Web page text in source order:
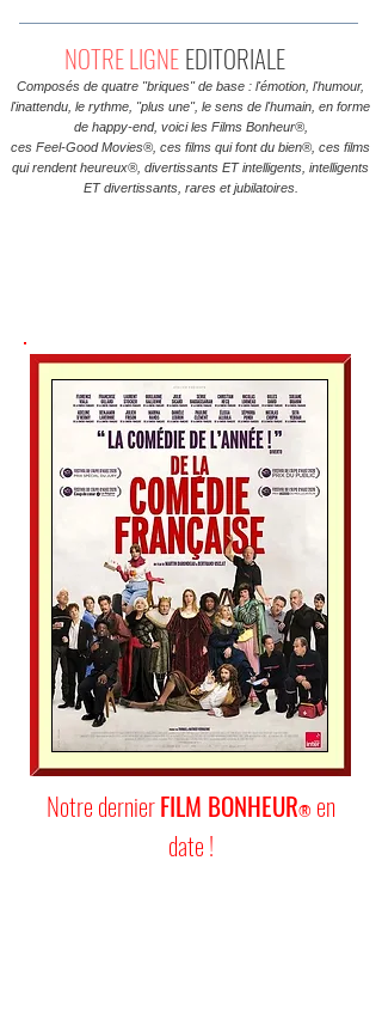
NOTRE LIGNEEDITORIALE
Composés de quatre "briques" de base : l'émotion, l'humour,
l'inattendu, le rythme, "plus une", le sens de l'humain, en forme
de happy-end, voici les Films Bonheur®,
ces Feel-Good Movies®, ces films qui font du bien®, ces films
qui rendent heureux®, divertissants ET intelligents, intelligents
ET divertissants, rares et jubilatoires.
Notre dernierFILM BONHEUR® en
date !